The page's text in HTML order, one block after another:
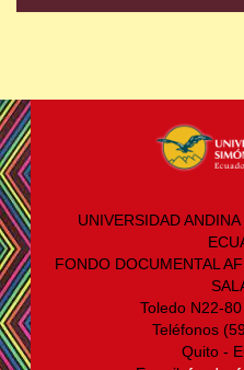
UNIVERSIDAD
FONDO DOCUMENTAL
Toledo N22-
Teléfonos
Quito -